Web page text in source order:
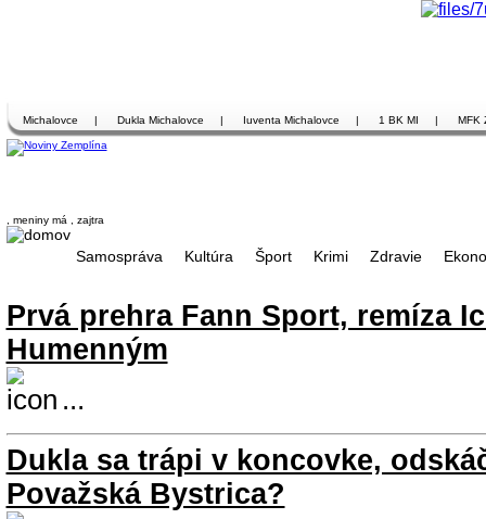
Michalovce | Dukla Michalovce | Iuventa Michalovce | 1 BK MI | MFK
, meniny má , zajtra
Samospráva Kultúra Šport Krimi Zdravie
Prvá prehra Fann Sport, remíza
Humenným
...
Dukla sa trápi v koncovke,
Považská Bystrica?